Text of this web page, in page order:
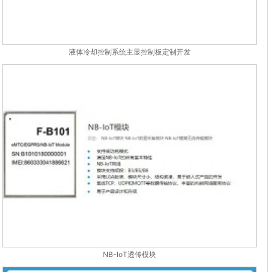
液体冷却控制系统主显控制板定制开发
NB-IoT透传模块